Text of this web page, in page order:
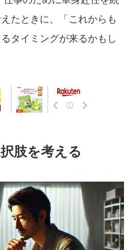
たときに、「これからも
タイミングが来るかもし
肢を考える